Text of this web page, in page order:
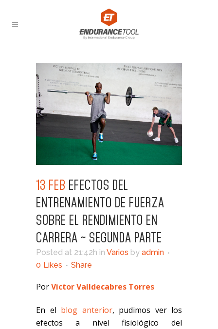
13 FEB EFECTOS DEL
ENTRENAMIENTO DE FUERZA
SOBRE EL RENDIMIENTO EN
CARRERA ~ SEGUNDA PARTE
Posted at 21:42h in Varios by admin
0 Likes Share
PorVictor Valldecabres Torres
En el blog anterior, pudimos ver los
efectos a nivel fisiológico del